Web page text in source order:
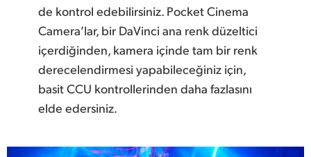
de kontrol edebilirsiniz. Pocket Cinema
Camera’lar, bir DaVinci ana renk düzeltici
içerdiğinden, kamera içinde tam bir renk
derecelendirmesi yapabileceğiniz için,
basit CCU kontrollerinden daha fazlasını
elde edersiniz.